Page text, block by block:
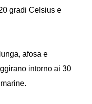
gradi Celsius e
afosa e
intorno ai 30